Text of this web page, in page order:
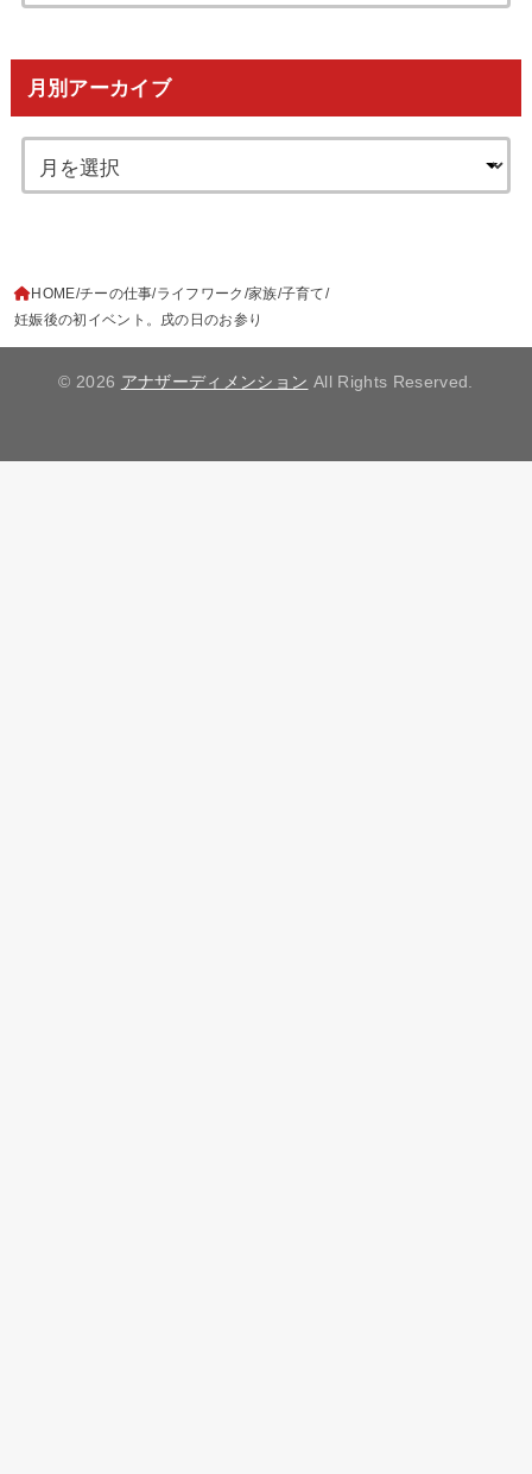
月別アーカイブ
HOME チーの仕事 ライフワーク 家族 子育て
妊娠後の初イベント。戌の日のお参り
© 2026 アナザーディメンション All Rights Reserved.